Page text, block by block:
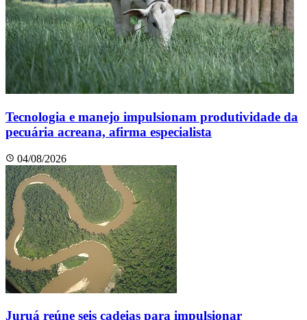
Tecnologia e manejo impulsionam produtividade da
pecuária acreana, afirma especialista
04/08/2026
Juruá reúne seis cadeias para impulsionar